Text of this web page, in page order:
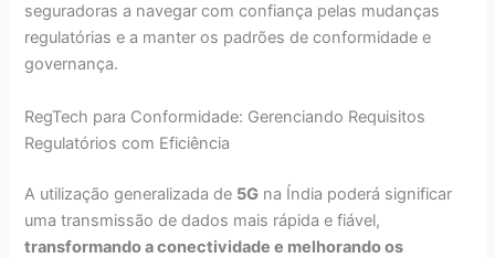
seguradoras a navegar com confiança pelas mudanças
regulatórias e a manter os padrões de conformidade e
governança.
RegTech para Conformidade: Gerenciando Requisitos
Regulatórios com Eficiência
A utilização generalizada de 5G na Índia poderá significar
uma transmissão de dados mais rápida e fiável,
transformando a conectividade e melhorando os